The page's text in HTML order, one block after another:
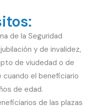
de la Seguridad
y de invalidez,
de viudedad o de
el beneficiario
de edad.
de las plazas